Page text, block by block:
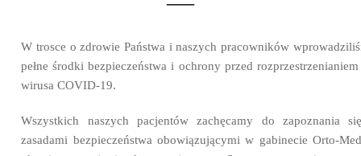
W trosce o zdrowie Państwa i naszych pracowników
pełne środki bezpieczeństwa i ochrony przed rozprzestrzenianiem
wirusa COVID-19.
Wszystkich naszych pacjentów zachęcamy do zapoznania
zasadami bezpieczeństwa obowiązującymi w gabinecie Orto-